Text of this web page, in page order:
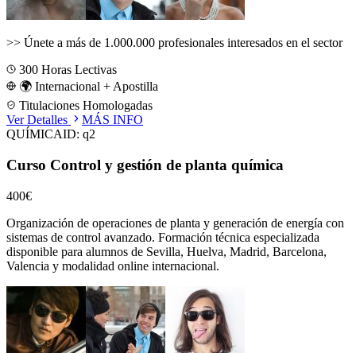
>> Únete a más de 1.000.000 profesionales interesados en el sector
300 Horas Lectivas
🌍 Internacional + Apostilla
Titulaciones Homologadas
Ver Detalles
MÁS INFO
QUÍMICAID: q2
Curso Control y gestión de planta química
400€
Organización de operaciones de planta y generación de energía con
sistemas de control avanzado. Formación técnica especializada
disponible para alumnos de Sevilla, Huelva, Madrid, Barcelona,
Valencia y modalidad online internacional.